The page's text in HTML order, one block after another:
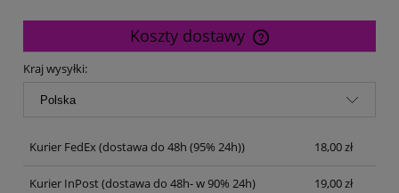
Koszty dostawy
Cena nie zawiera ewentualnych kosztów płatności
Kraj wysyłki:
Kurier FedEx(dostawa do 48h (95% 24h)) 18,00 zł
Kurier InPost(dostawa do 48h- w 90% 24h) 19,00 zł